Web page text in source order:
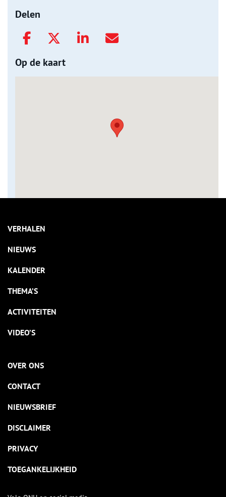
Delen
Op de kaart
VERHALEN
NIEUWS
KALENDER
THEMA’S
ACTIVITEITEN
VIDEO’S
OVER ONS
CONTACT
NIEUWSBRIEF
DISCLAIMER
PRIVACY
TOEGANKELIJKHEID